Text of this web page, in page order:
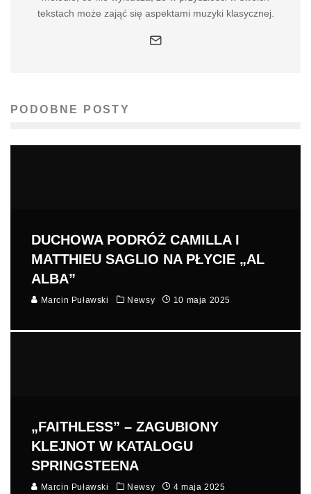
tekstach może zająć się aspektami muzyki klasycznej.
PODOBNE POSTY
DUCHOWA PODRÓŻ CAMILLA I
MATTHIEU SAGLIO NA PŁYCIE „AL
ALBA”
Marcin Puławski Newsy 10 maja 2025
„FAITHLESS” – ZAGUBIONY
KLEJNOT W KATALOGU
SPRINGSTEENA
Marcin Puławski Newsy 4 maja 2025